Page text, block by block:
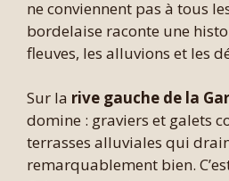
ne conviennent pas à tous
bordelaise raconte une
fleuves, les alluvions et les
Sur la rive gauche de la
domine : graviers et galets
terrasses alluviales qui
remarquablement bien.